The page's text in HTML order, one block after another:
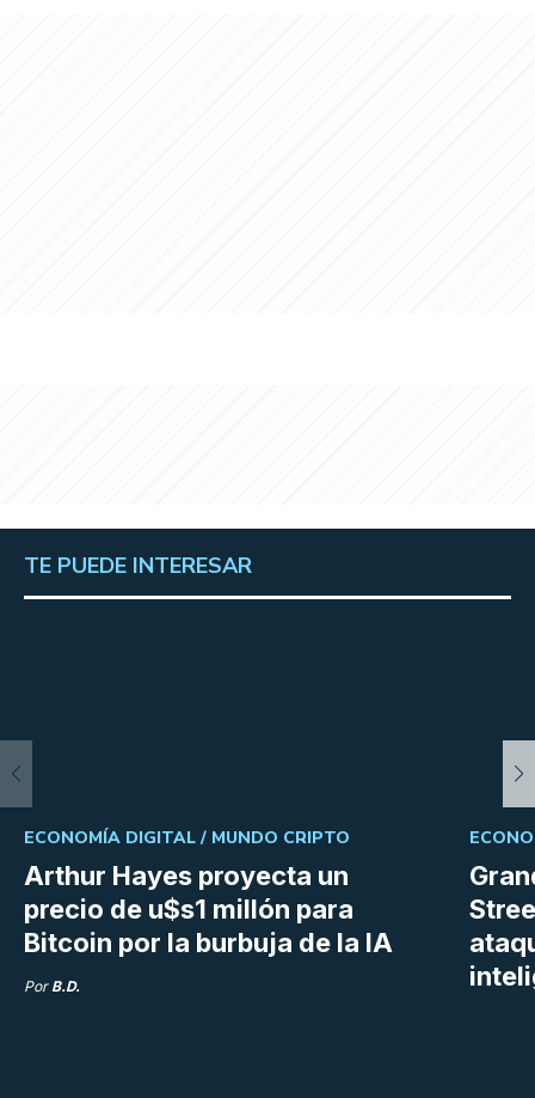
TE PUEDE INTERESAR
Arthur Hayes proyecta un
precio de u$s1 millón para
Bitcoin por la burbuja de la IA
ECONOMÍA DIGITAL / MUNDO CRIPTO
Por B.D.